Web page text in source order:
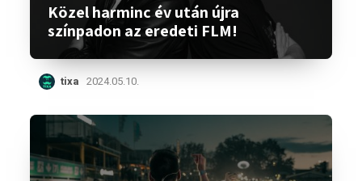
Közel harminc év után újra
színpadon az eredeti FLM!
tixa 2024.05.10.